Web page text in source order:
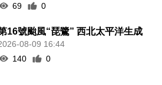
69
0
16號颱風“琵鷺” 西北太平洋生成
08-09 16:44
140
0